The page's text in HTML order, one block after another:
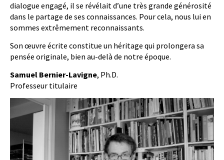
dialogue engagé, il se révélait d’une très grande générosité
dans le partage de ses connaissances. Pour cela, nous lui en
sommes extrêmement reconnaissants.
Son œuvre écrite constitue un héritage qui prolongera sa
pensée originale, bien au-delà de notre époque.
Samuel Bernier-Lavigne, Ph.D.
Professeur titulaire